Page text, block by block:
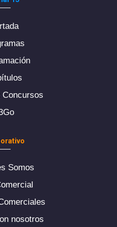
Concursos
Somos
nosotros